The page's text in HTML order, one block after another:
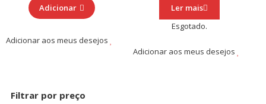
Adicionar
Adicionar aos meus desejos
Ler mais
Esgotado.
Adicionar aos meus desejos
Filtrar por preço